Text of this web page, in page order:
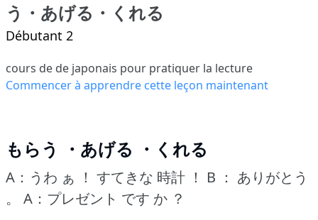
う・あげる・くれる
Débutant 2
cours de de japonais pour pratiquer la lecture
Commencer à apprendre cette leçon maintenant
もらう ・あげる ・くれる
A：うわ ぁ ！ すてきな 時計 ！ B ： ありがとう
。
A：プレゼント です か ？